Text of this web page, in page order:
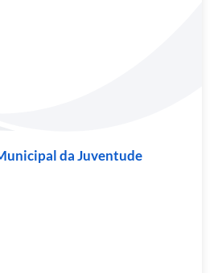
da Juventude